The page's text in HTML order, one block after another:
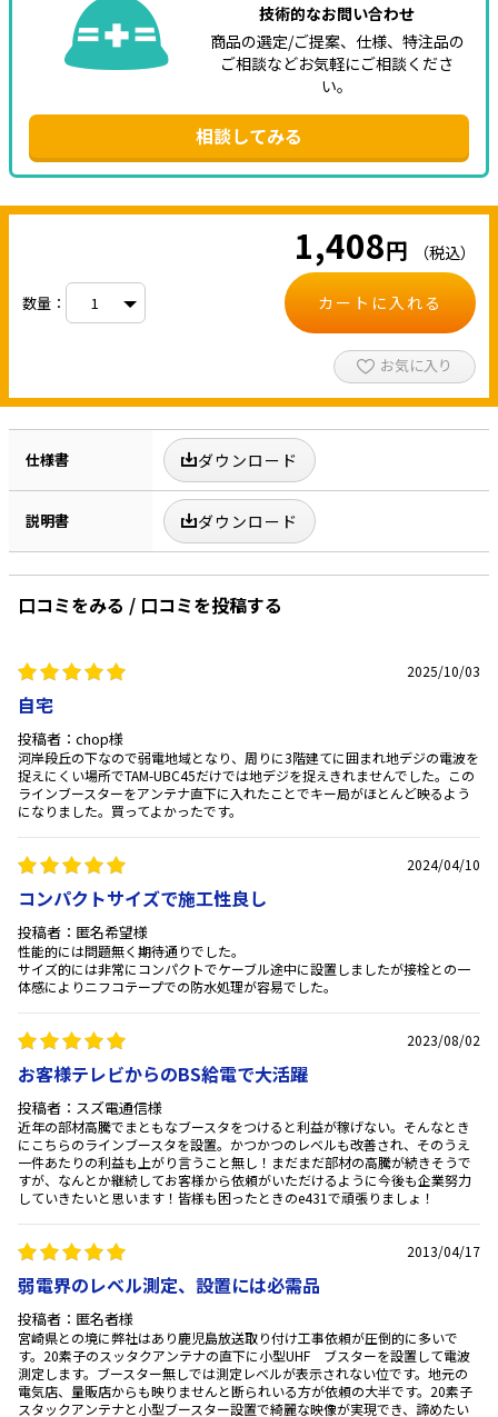
技術的なお問い合わせ
商品の選定/ご提案、仕様、特注品の
ご相談などお気軽にご相談くださ
い。
相談してみる
1,408円 （税込）
数量： カートに入れる
お気に入り
仕様書 ダウンロード
説明書 ダウンロード
口コミをみる / 口コミを投稿する
2025/10/03
自宅
投稿者：chop様
河岸段丘の下なので弱電地域となり、周りに3階建てに囲まれ地デジの電波を
捉えにくい場所でTAM-UBC45だけでは地デジを捉えきれませんでした。この
ラインブースターをアンテナ直下に入れたことでキー局がほとんど映るよう
になりました。買ってよかったです。
2024/04/10
コンパクトサイズで施工性良し
投稿者：匿名希望様
性能的には問題無く期待通りでした。
サイズ的には非常にコンパクトでケーブル途中に設置しましたが接栓との一
体感によりニフコテープでの防水処理が容易でした。
2023/08/02
お客様テレビからのBS給電で大活躍
投稿者：スズ電通信様
近年の部材高騰でまともなブースタをつけると利益が稼げない。そんなとき
にこちらのラインブースタを設置。かつかつのレベルも改善され、そのうえ
一件あたりの利益も上がり言うこと無し！まだまだ部材の高騰が続きそうで
すが、なんとか継続してお客様から依頼がいただけるように今後も企業努力
していきたいと思います！皆様も困ったときのe431で頑張りましょ！
2013/04/17
弱電界のレベル測定、設置には必需品
投稿者：匿名者様
宮崎県との境に弊社はあり鹿児島放送取り付け工事依頼が圧倒的に多いで
す。20素子のスッタクアンテナの直下に小型UHF ブスターを設置して電波
測定します。ブースター無しでは測定レベルが表示されない位です。地元の
電気店、量販店からも映りませんと断られいる方が依頼の大半です。20素子
スタックアンテナと小型ブースター設置で綺麗な映像が実現でき、諦めたい